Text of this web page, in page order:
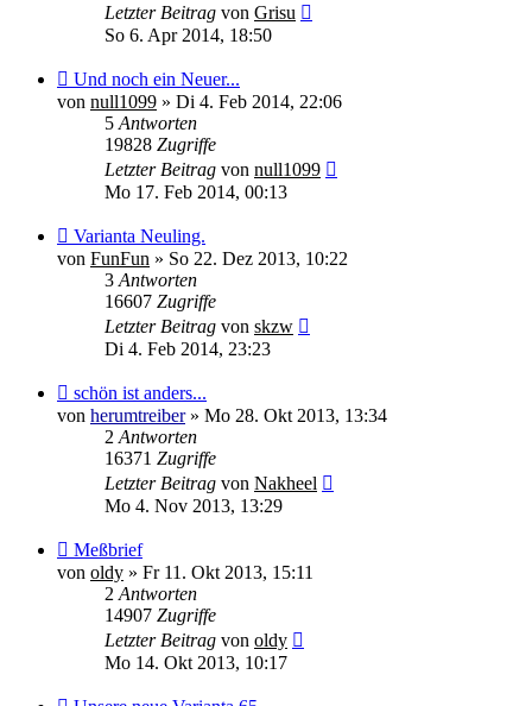
Letzter Beitrag von Grisu
So 6. Apr 2014, 18:50
Und noch ein Neuer...
von null1099 » Di 4. Feb 2014, 22:06
5 Antworten
19828 Zugriffe
Letzter Beitrag von null1099
Mo 17. Feb 2014, 00:13
Varianta Neuling.
von FunFun » So 22. Dez 2013, 10:22
3 Antworten
16607 Zugriffe
Letzter Beitrag von skzw
Di 4. Feb 2014, 23:23
schön ist anders...
von herumtreiber» Mo 28. Okt 2013, 13:34
2 Antworten
16371 Zugriffe
Letzter Beitrag von Nakheel
Mo 4. Nov 2013, 13:29
Meßbrief
von oldy » Fr 11. Okt 2013, 15:11
2 Antworten
14907 Zugriffe
Letzter Beitrag von oldy
Mo 14. Okt 2013, 10:17